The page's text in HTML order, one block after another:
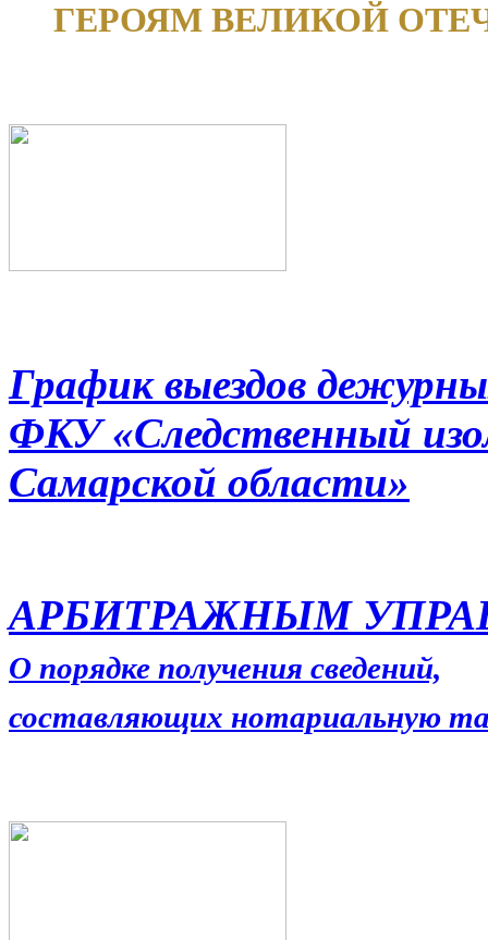
ГЕРОЯМ ВЕЛИКОЙ
График выездов
ФКУ «Следственный
Самарской области»
АРБИТРАЖНЫМ
О порядке получения сведений,
составляющих нотариальную